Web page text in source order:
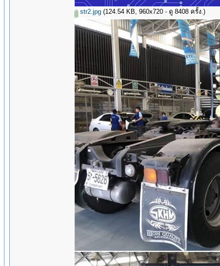
str2.jpg (124.54 KB, 960x720 - ดู 8408 ครั้ง.)